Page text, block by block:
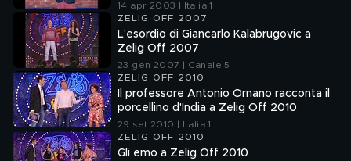
14 apr 2003 | Italia 1
ZELIG OFF 2007
L'esordio di Giancarlo Kalabrugovic a
Zelig Off 2007
23 gen 2007 | Canale 5
ZELIG OFF 2010
Il professore Antonio Ornano racconta il
porcellino d'India a Zelig Off 2010
29 set 2010 | Italia 1
ZELIG OFF 2010
Gli emo a Zelig Off 2010